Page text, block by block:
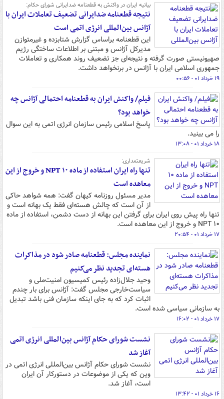
بیانیه ایران در واکنش به قطعنامه ضدایرانی شورای حکام:
نتیجه قطعنامه ضدایرانی تضعیف تعاملات ایران با
آژانس بین‌المللی انرژی اتمی است
این قطعنامه براساس گزارش شتابزده و غیرمتوازن
مدیرکل آژانس و مبتنی بر اطلاعات ساختگی رژیم
صهیونیستی صورت گرفته و نتیجه‌ای جز تضعیف روند همکاری و تعاملات
جمهوری اسلامی ایران با آژانس در برنخواهد داشت.
۱۹ خرداد ۰۱ - ۰۰:۵۶
فیلم/ واکنش ایران به قطعنامه احتمالی آژانس چه
خواهد بود؟
پاسخ اسلامی رئیس سازمان انرژی اتمی به این سوال
را می بینید.
۱۸ خرداد ۰۱ - ۱۳:۰۸
شریعتمداری:
تنها راه ایران استفاده از ماده ۱۰ NPT و خروج از این
معاهده است
مدیر مسئول روزنامه کیهان گفت: همه شواهد حاکی
از آن است که چالش هسته‌ای فقط یک بهانه است و
تنها راه پیش روی ایران برای گرفتن این بهانه از دست دشمن، استفاده از ماده
۱۰ NPT و خروج از این معاهده است.
۱۷ خرداد ۰۱ - ۲۰:۵۴
نماینده مجلس: قطعنامه صادر شود در مذاکرات
هسته‌ای تجدید نظر می‌کنیم
وحید جلال‌زاده رئیس کمیسیون امنیت‌ملی و
سیاست‌خارجی مجلس گفت: آژانس برای بار چندم
اثبات کرد که به جای اینکه سازمان فنی باشد تبدیل
به سازمانی سیاسی شده است.
۱۷ خرداد ۰۱ - ۱۶:۰۲
نشست شورای حکام آژانس بین‌المللی انرژی اتمی
آغاز شد
نشست شورای حکام آژانس بین‌المللی انرژی اتمی در
وین که یکی از موضوعات در دستورکار آن ایران
است، آغاز شد.
۱۶ خرداد ۰۱ - ۱۳:۴۲